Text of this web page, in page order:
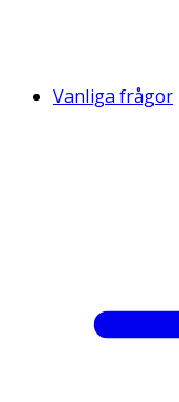
Vanliga frågor